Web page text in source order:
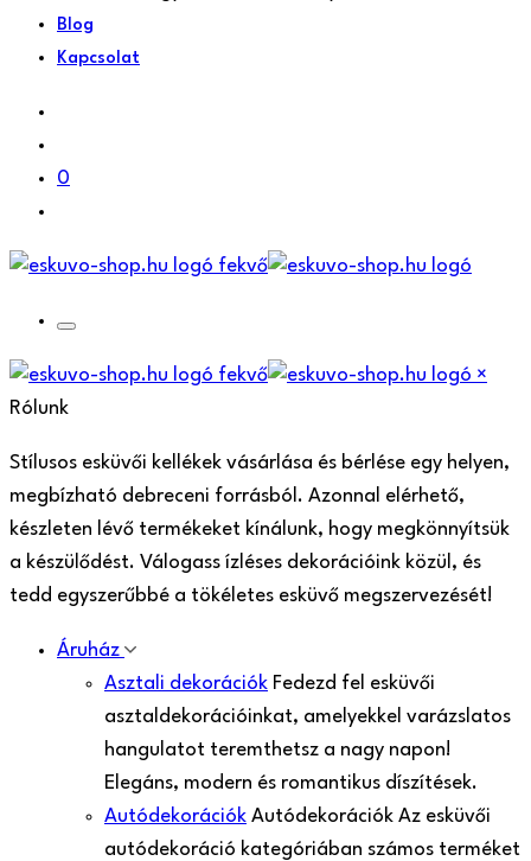
Blog
Kapcsolat
0
×
Rólunk
Stílusos esküvői kellékek vásárlása és bérlése egy helyen,
megbízható debreceni forrásból. Azonnal elérhető,
készleten lévő termékeket kínálunk, hogy megkönnyítsük
a készülődést. Válogass ízléses dekorációink közül, és
tedd egyszerűbbé a tökéletes esküvő megszervezését!
Áruház
Asztali dekorációk Fedezd fel esküvői
asztaldekorációinkat, amelyekkel varázslatos
hangulatot teremthetsz a nagy napon!
Elegáns, modern és romantikus díszítések.
Autódekorációk Autódekorációk Az esküvői
autódekoráció kategóriában számos terméket